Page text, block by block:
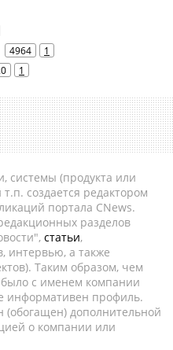
4964 1
1
системы (продукта или
создается редактором
портала CNews.
разделов
статьи,
интервью, а также
Таким образом, чем
с именем компании
информативен профиль.
дополнительной
о компании или